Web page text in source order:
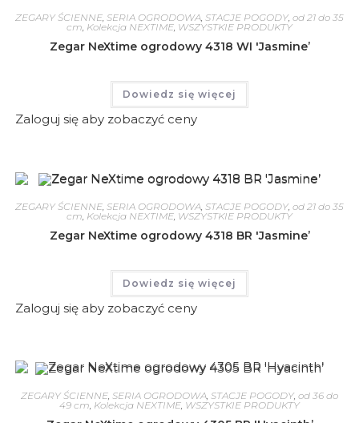
ZEGARY ŚCIENNE, SERIA OGRODOWA, STACJE POGODY, od 21 do 35
cm, Kolekcja NEXTIME, WSZYSTKIE PRODUKTY
Zegar NeXtime ogrodowy 4318 WI 'Jasmine’
Dowiedz się więcej
Zaloguj się aby zobaczyć ceny
ZEGARY ŚCIENNE SERIA OGRODOWA STACJE POGODY od 21 do 35
cm Kolekcja NEXTIME WSZYSTKIE PRODUKTY
Zegar NeXtime ogrodowy 4318 BR 'Jasmine’
Dowiedz się więcej
Zaloguj się aby zobaczyć ceny
ZEGARY ŚCIENNE SERIA OGRODOWA STACJE POGODY od 36 do
49 cm Kolekcja NEXTIME WSZYSTKIE PRODUKTY